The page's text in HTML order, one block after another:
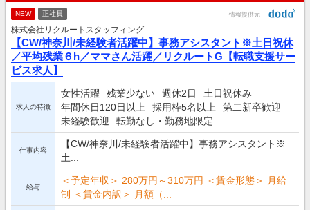
NEW 正社員 情報提供元
株式会社リクルートスタッフィング
【CW/神奈川/未経験者活躍中】事務アシスタント※土日祝休
／平均残業６h／ママさん活躍／リクルートG【転職支援サー
ビス求人】
求人の特徴
女性活躍 残業少ない 週休2日
土日祝休み
年間休日120日以上
採用枠5名以上
第二新卒歓迎
未経験歓迎
転勤なし・勤務地限定
仕事内容
【CW/神奈川/未経験者活躍中】事務アシスタント※
土...
給与
＜予定年収＞ 280万円～310万円 ＜賃金形態＞ 月給
制 ＜賃金内訳＞ 月額（...